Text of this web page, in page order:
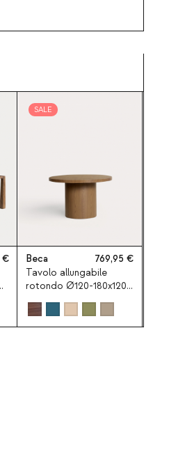
SALE
Beca
769,95
Tavolo allungabile
rotondo Ø120-180x120 /
240x120 cm da esterno
in alluminio Beca